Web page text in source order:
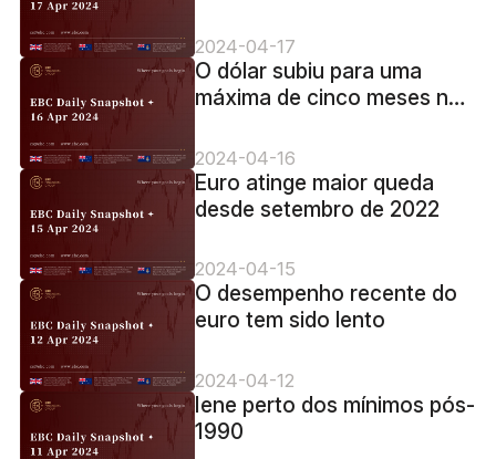
2024-04-17
O dólar subiu para uma
máxima de cinco meses na
2024-04-16
Euro atinge maior queda
desde setembro de 2022
2024-04-15
O desempenho recente do
euro tem sido lento
2024-04-12
Iene perto dos mínimos pós-
1990